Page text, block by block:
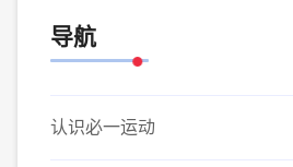
导航
认识必一运动